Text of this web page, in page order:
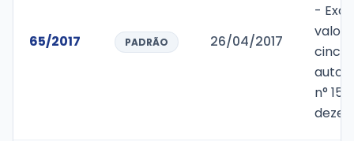
65/2017 PADRÃO 26/04/2017
-
valor
cinco
n°